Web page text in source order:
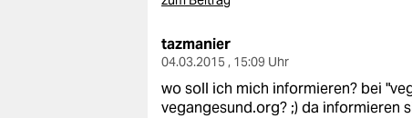
tazmanier
04.03.2015 , 15:09 Uhr
wo soll ich mich informieren? bei
vegangesund.org? ;) da informieren